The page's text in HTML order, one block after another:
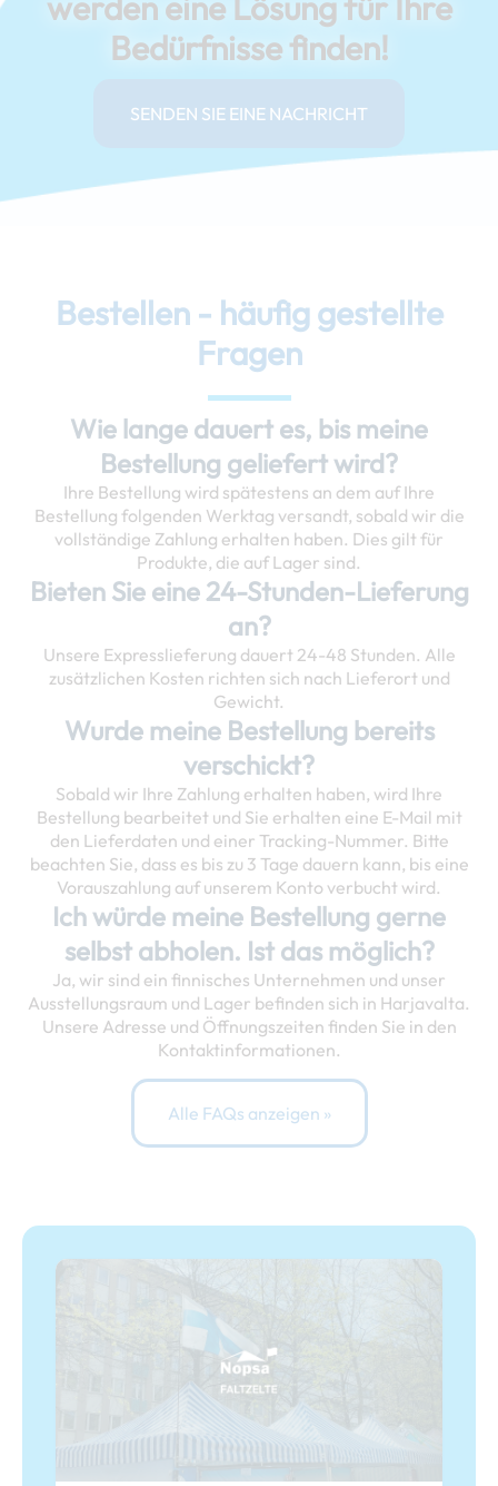
Bedürfnisse finden!
SENDEN SIE EINE NACHRICHT
Bestellen - häufig gestellte
Fragen
Wie lange dauert es, bis meine
Bestellung geliefert wird?
Ihre Bestellung wird spätestens an dem auf Ihre
Bestellung folgenden Werktag versandt, sobald wir die
vollständige Zahlung erhalten haben. Dies gilt für
Produkte, die auf Lager sind.
Bieten Sie eine 24-Stunden-Lieferung
an?
Unsere Expresslieferung dauert 24-48 Stunden. Alle
zusätzlichen Kosten richten sich nach Lieferort und
Gewicht.
Wurde meine Bestellung bereits
verschickt?
Sobald wir Ihre Zahlung erhalten haben, wird Ihre
Bestellung bearbeitet und Sie erhalten eine E-Mail mit
den Lieferdaten und einer Tracking-Nummer. Bitte
beachten Sie, dass es bis zu 3 Tage dauern kann, bis eine
Vorauszahlung auf unserem Konto verbucht wird.
Ich würde meine Bestellung gerne
selbst abholen. Ist das möglich?
Ja, wir sind ein finnisches Unternehmen und unser
Ausstellungsraum und Lager befinden sich in Harjavalta.
Unsere Adresse und Öffnungszeiten finden Sie in den
Kontaktinformationen.
Alle FAQs anzeigen »